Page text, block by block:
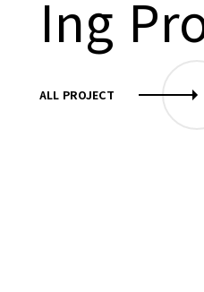
Ing
ALL PROJECT